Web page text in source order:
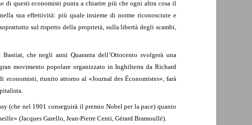
di questi economisti punta a chiarire più che ogni altra cosa il
sua effettività: più quale insieme di norme riconosciute e
sul rispetto della proprietà, sulla libertà degli scambi,
che negli anni Quaranta dell’Ottocento svolgerà una
movimento popolare organizzato in Inghilterra da Richard
riunito attorno al «Journal des Économistes», farà
(che nel 1901 conseguirà il premio Nobel per la pace) quanto
(Jacques Garello, Jean-Pierre Centi, Gérard Bramoullé).